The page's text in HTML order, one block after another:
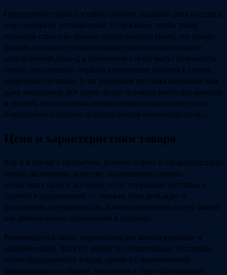
Определение срока поставки означает указание даты поставки
или порядка ее установления. Если важно, чтобы товар
привезли строго не раньше определенного срока, это нужно
указать отдельно («товар не может быть поставлен ранее
определенной даты»), в противном случае могут возникнуть
споры относительно порядка возмещения убытков в случае
досрочной поставки. Если досрочная поставка возможна или
даже желательна, все равно лучше оставить место для маневра
и указать, что «поставка товара раньше срока согласуется с
покупателем отдельно за определенное количество дней».
Цена и характеристики товара
Как и в случае с предметом, условие о цене и характеристиках
товара (количестве, качестве, ассортименте) можно
согласовать сразу в договоре, если это разовая поставка, и
удобнее в приложениях — заявках, если речь идет о
постоянном сотрудничестве. Важно определить статус заявки
как обязательного приложения к договору.
Рекомендуется также перечислить все комплектующие и
документацию. Хотя по закону это обязательные составные
части передаваемого товара, лучше их наименования
зафиксировать на бумаге, чем потом в суде обосновывать